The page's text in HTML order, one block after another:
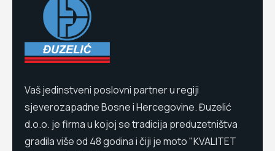
Vaš jedinstveni poslovni partner u regiji
sjeverozapadne Bosne i Hercegovine. Đuzelić
d.o.o. je firma u kojoj se tradicija preduzetništva
gradila više od 48 godina i čiji je moto "KVALITET